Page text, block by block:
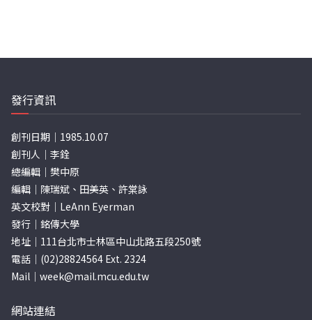
發行資訊
創刊日期｜1985.10.07
創刊人｜李銓
總編輯｜樊中原
編輯｜陳瑞斌、田美英、許棠詠
英文校對｜LeAnn Eyerman
發行｜銘傳大學
地址｜111台北市士林區中山北路五段250號
電話｜(02)28824564 Ext. 2324
Mail｜ week@mail.mcu.edu.tw
網站連結